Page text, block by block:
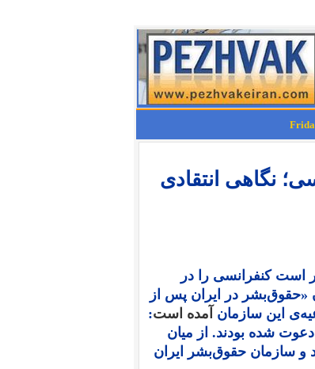
نگاهی انتقادی
است کنفرانسی را در
برابر با ۱۸ و ۱۹ اکتبر ۲۰۲۵ با عنوان «حقوق‌بشر در ایران پس از
این سازمان آمده است:
شده بودند. از میان
و سازمان حقوق‌بشر ایران